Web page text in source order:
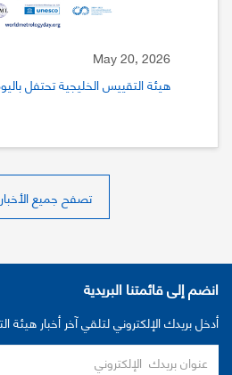
May 20, 2026
هيئة التقييس الخليجية تحتفل باليوم
تصفح جميع الأخبار
انضم إلى قائمتنا البريدية
أدخل بريدك الإلكتروني لتلقي آخر أخبار هيئة